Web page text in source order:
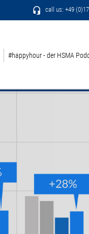
call us: +49
#happyhour - der HSMA